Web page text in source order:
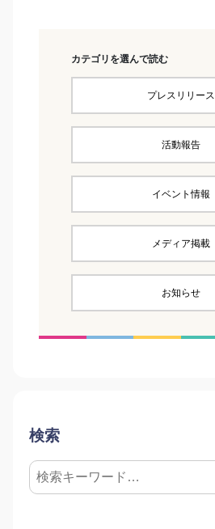
カテゴリを選んで読む
プレスリリース
活動報告
イベント情報
メディア掲載
お知らせ
検索